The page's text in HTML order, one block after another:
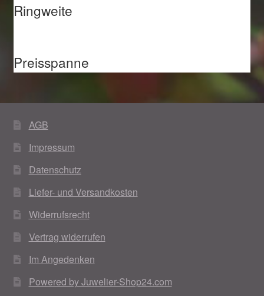
Ringweite
Preisspanne
AGB
Impressum
Datenschutz
Liefer- und Versandkosten
Widerrufsrecht
Vertrag widerrufen
Im Angedenken
Powered by Juwelier-Shop24.com